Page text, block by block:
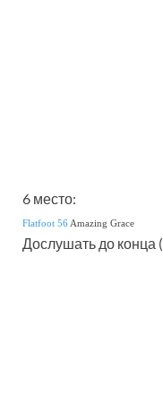
6 место:
Flatfoot 56 Amazing Grace
Дослушать до конца